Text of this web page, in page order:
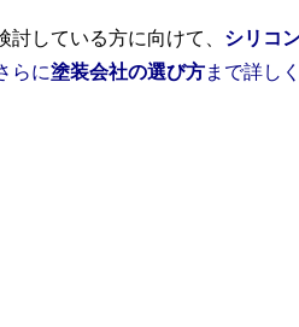
している方に向けて、 シリコ
らに塗装会社の選び方まで詳し